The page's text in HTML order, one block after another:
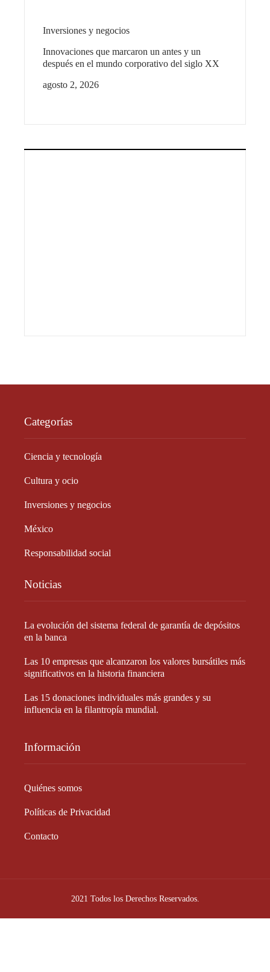
Inversiones y negocios
Innovaciones que marcaron un antes y un
después en el mundo corporativo del siglo XX
agosto 2, 2026
Categorías
Ciencia y tecnología
Cultura y ocio
Inversiones y negocios
México
Responsabilidad social
Noticias
La evolución del sistema federal de garantía de depósitos
en la banca
Las 10 empresas que alcanzaron los valores bursátiles más
significativos en la historia financiera
Las 15 donaciones individuales más grandes y su
influencia en la filantropía mundial.
Información
Quiénes somos
Políticas de Privacidad
Contacto
2021 Todos los Derechos Reservados.